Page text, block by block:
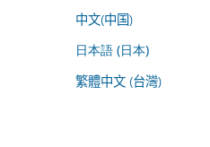
中文(中国)
日本語 (日本)
繁體中文 (台灣)